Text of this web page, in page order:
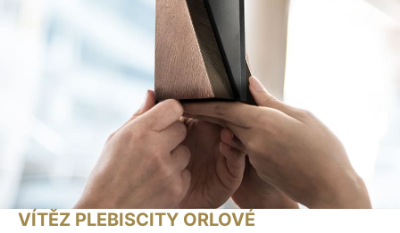
VÍTĚZ PLEBISCITY ORLOVÉ